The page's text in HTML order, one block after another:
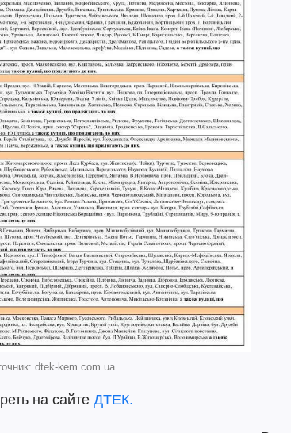
dtek-kem.com.ua
на сайте ДТЕК.